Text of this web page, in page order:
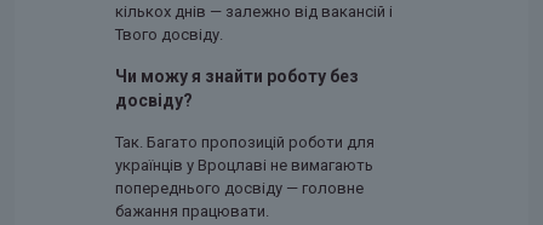
кількох днів — залежно від вакансій і
Твого досвіду.
Чи можу я знайти роботу без
досвіду?
Так. Багато пропозицій роботи для
українців у Вроцлаві не вимагають
попереднього досвіду — головне
бажання працювати.